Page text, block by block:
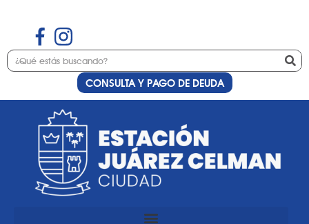
CONSULTA Y PAGO DE DEUDA
Etiqueta:Patria
Un 25 de mayo con desfile y
peña: Estación Juárez